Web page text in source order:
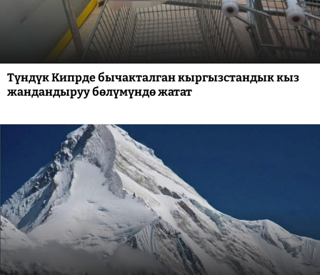
Түндүк Кипрде бычакталган кыргызстандык кыз
жандандыруу бөлүмүндө жатат